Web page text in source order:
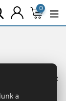
0
MERRY Org. pamut
a